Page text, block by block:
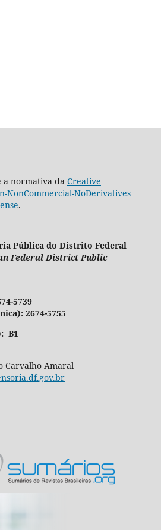
a normativa da Creative
NonCommercial-NoDerivatives
.
Pública do Distrito Federal
Federal District Public
5739
2674-5755
B1
Carvalho Amaral